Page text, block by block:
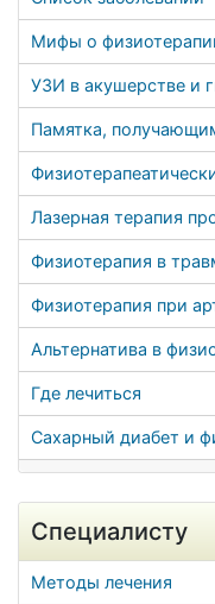
Мифы о
УЗИ в акушерстве и
Памятка,
Лазерная терапия
Физиотерапия в
Физиотерапия при
Альтернатива в
Где лечиться
Сахарный диабет и
Специалисту
Методы лечения